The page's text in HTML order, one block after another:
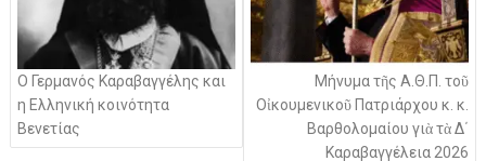
Ο Γερμανός Καραβαγγέλης και
η Ελληνική κοινότητα
Βενετίας
Μήνυμα τῆς Α.Θ.Π. τοῦ
Οἰκουμενικοῦ Πατριάρχου κ. κ.
Βαρθολομαίου γιὰ τὰ Δ΄
Καραβαγγέλεια 2026